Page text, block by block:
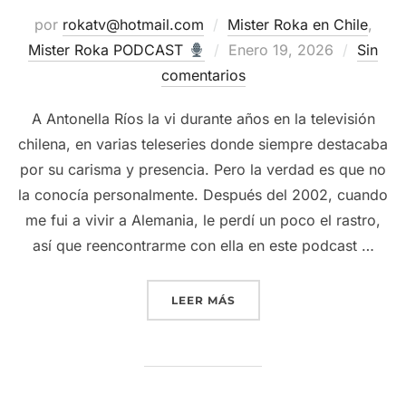
por rokatv@hotmail.com Mister Roka en Chile,
Mister Roka PODCAST
Publicado
el
Enero 19, 2026
Sin
comentarios
A Antonella Ríos la vi durante años en la televisión
chilena, en varias teleseries donde siempre destacaba
por su carisma y presencia. Pero la verdad es que no
la conocía personalmente. Después del 2002, cuando
me fui a vivir a Alemania, le perdí un poco el rastro,
así que reencontrarme con ella en este podcast …
LEER MÁS“ANTONELLA RÍOS: SU